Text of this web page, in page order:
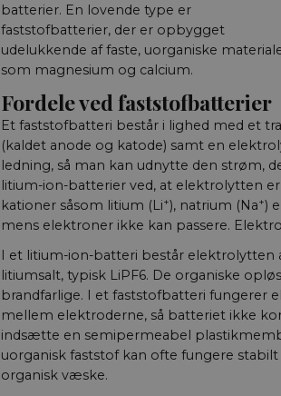
batterier. En lovende type er
faststofbatterier, der er opbygget
udelukkende af faste, uorganiske
som magnesium og calcium.
Fordele ved faststofbatterier
Et faststofbatteri består i lighed med et
(kaldet anode og katode) samt en
ledning, så man kan udnytte den strøm,
litium-ion-batterier ved, at elektrolytten
kationer såsom litium (Li+), natrium (Na+)
mens elektroner ikke kan passere.
I et litium-ion-batteri består
litiumsalt, typisk LiPF6. De organiske
brandfarlige. I et faststofbatteri fungerer
mellem elektroderne, så batteriet ikke
indsætte en semipermeabel
uorganisk faststof kan ofte fungere
organisk væske.